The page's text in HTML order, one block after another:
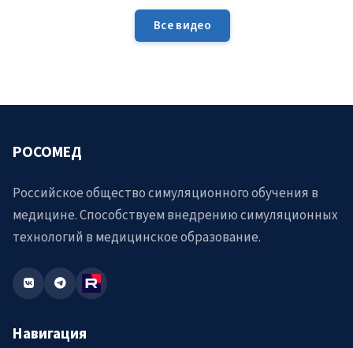
Все видео
РОСОМЕД
Российское общество симуляционного обучения в
медицине. Способствуем внедрению симуляционных
технологий в медицинское образование.
Навигация